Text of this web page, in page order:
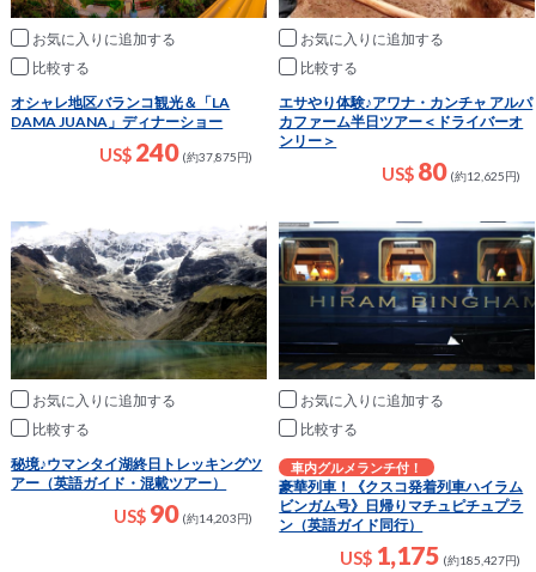
お気に入りに追加
比較
オシャレ地区バランコ観光＆「LA
DAMA JUANA」ディナーショー
US$ 240 (約37,875円)
お気に入りに追加
比較
エサやり体験♪アワナ・カンチャ アルパ
カファーム半日ツアー＜ドライバーオ
ンリー＞
US$ 80 (約12,625円)
お気に入りに追加
比較
秘境♪ウマンタイ湖終日トレッキングツ
アー（英語ガイド・混載ツアー）
US$ 90 (約14,203円)
お気に入りに追加
比較
車内グルメランチ付！
豪華列車！《クスコ発着列車ハイラム
ビンガム号》日帰りマチュピチュプラ
ン（英語ガイド同行）
US$ 1,175 (約185,427円)